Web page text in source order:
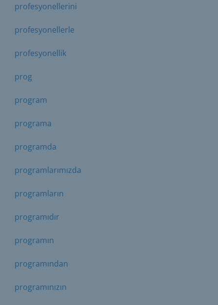
profesyonellerini
profesyonellerle
profesyonellik
prog
program
programa
programda
programlarımızda
programların
programıdır
programın
programından
programınızın